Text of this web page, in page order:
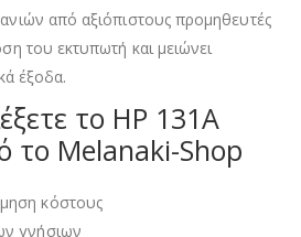
από αξιόπιστους προμηθευτές
του εκτυπωτή και μειώνει
έξοδα.
το HP 131A
το Melanaki-Shop
κόστους
γνήσιων